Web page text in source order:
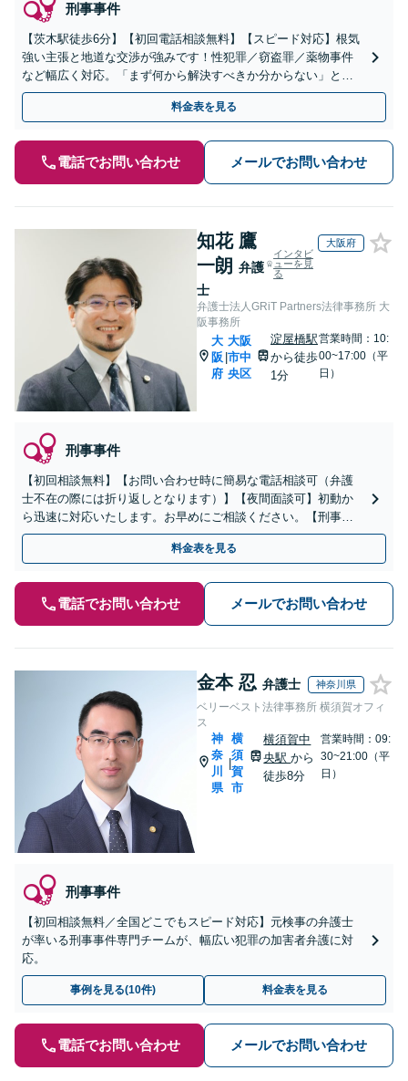
刑事事件
【茨木駅徒歩6分】【初回電話相談無料】【スピード対応】根気
強い主張と地道な交渉が強みです！性犯罪／窃盗罪／薬物事件
など幅広く対応。「まず何から解決すべきか分からない」とい
う方も、お気軽にご相談ください【朝8:30から営業】【電話相談
料金表を見る
電話でお問い合わせ メールでお問い合わせ
知花 鷹
一朗 弁護
士
インタビ
ューを見
る
大阪府
弁護士法人GRiT Partners法律事務所 大
阪事務所
大
阪
府
|
大阪
市中
央区
淀屋橋駅
から徒歩
1分
営業時間：10:
00~17:00（平
日）
刑事事件
【初回相談無料】【お問い合わせ時に簡易な電話相談可（弁護
士不在の際には折り返しとなります）】【夜間面談可】初動か
ら迅速に対応いたします。お早めにご相談ください。【刑事弁
護委員会所属】
料金表を見る
電話でお問い合わせ メールでお問い合わせ
金本 忍 弁護士 神奈川県
ベリーベスト法律事務所 横須賀オフィ
ス
神
奈
川
県
|
横
須
賀
市
横須賀中
央駅から
徒歩8分
営業時間：09:
30~21:00（平
日）
刑事事件
【初回相談無料／全国どこでもスピード対応】元検事の弁護士
が率いる刑事事件専門チームが、幅広い犯罪の加害者弁護に対
応。
事例を見る(10件) 料金表を見る
電話でお問い合わせ メールでお問い合わせ